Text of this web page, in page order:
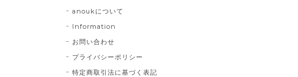
anoukについて
Information
お問い合わせ
プライバシーポリシー
特定商取引法に基づく表記